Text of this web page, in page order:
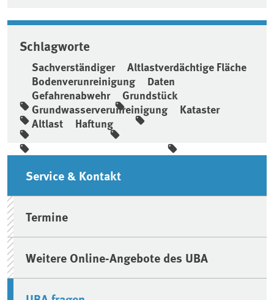
Schlagworte
Sachverständiger
Altlastverdächtige Fläche
Bodenverunreinigung
Daten
Gefahrenabwehr
Grundstück
Grundwasserverunreinigung
Kataster
Altlast
Haftung
Seitenleiste
Service & Kontakt
Termine
Weitere Online-Angebote des UBA